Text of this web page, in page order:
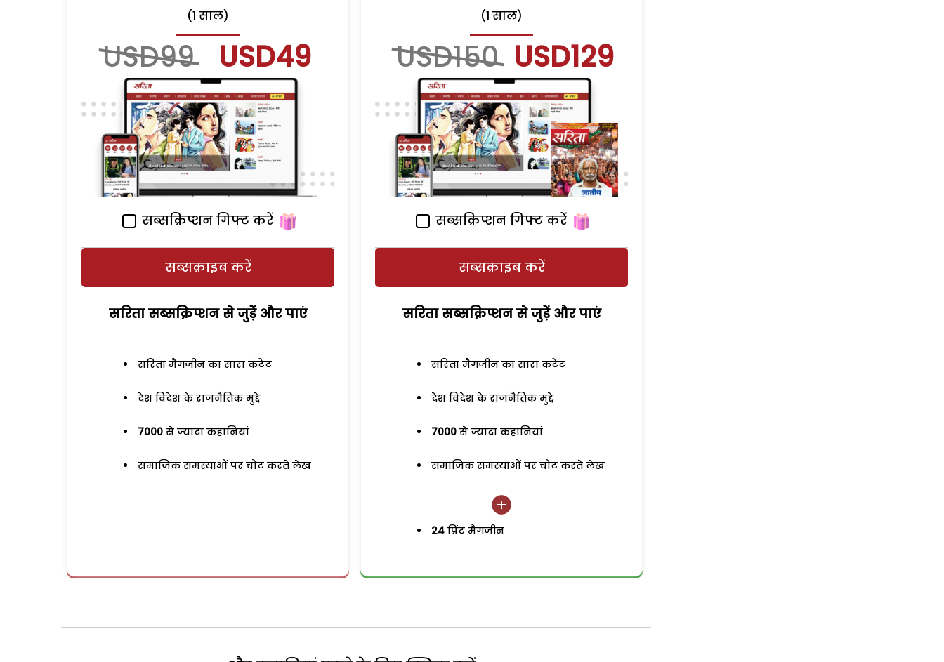
(1 साल)
USD99 USD49
सब्सक्रिप्शन गिफ्ट करें
सब्सक्राइब करें
सरिता सब्सक्रिप्शन से जुड़ेें और पाएं
सरिता मैगजीन का सारा कंटेंट
देश विदेश के राजनैतिक मुद्दे
7000 से ज्यादा कहानियां
समाजिक समस्याओं पर चोट करते लेख
(1 साल)
USD150 USD129
सब्सक्रिप्शन गिफ्ट करें
सब्सक्राइब करें
सरिता सब्सक्रिप्शन से जुड़ेें और पाएं
सरिता मैगजीन का सारा कंटेंट
देश विदेश के राजनैतिक मुद्दे
7000 से ज्यादा कहानियां
समाजिक समस्याओं पर चोट करते लेख
24 प्रिंट मैगजीन